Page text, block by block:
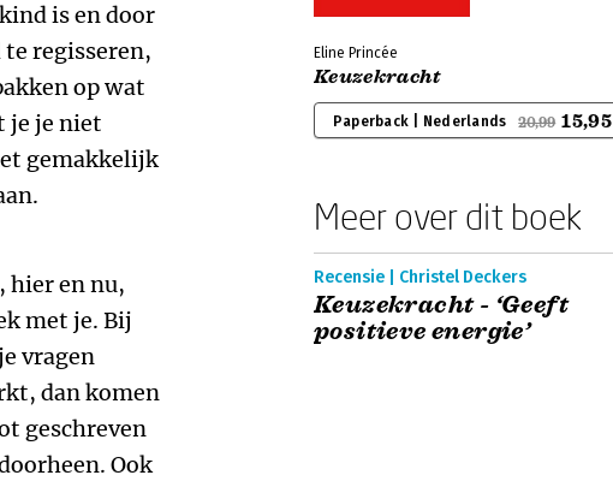
is en door
regisseren,
op wat
je je niet
gemakkelijk
hier en nu,
met je. Bij
vragen
dan komen
geschreven
Ook
Eline Princée
Keuzekracht
Paperback | Nederlands 20,99 15,95
Meer over dit boek
Recensie | Christel Deckers
Keuzekracht - ‘Geeft
positieve energie’